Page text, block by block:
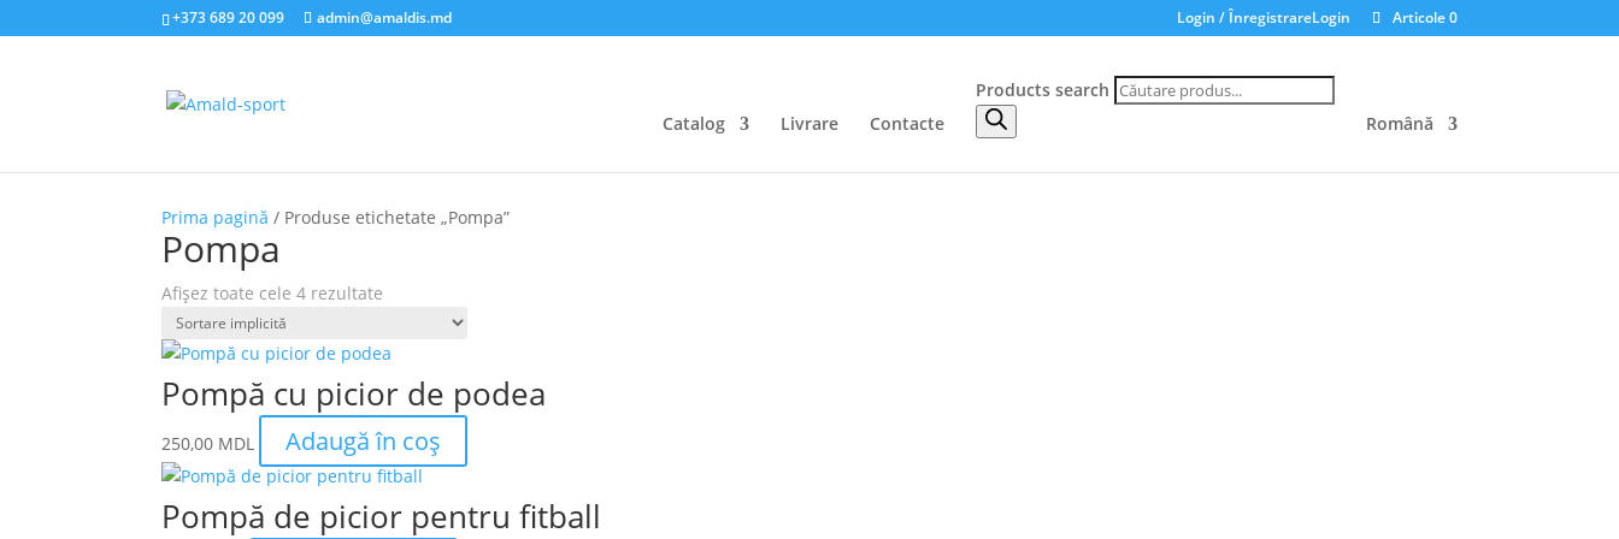
+373 689 20 099 admin@amaldis.md Login / ÎnregistrareLogin Articole 0
Catalog Livrare Contacte
Products search
Română
Prima pagină / Produse etichetate „Pompa”
Pompa
Afișez toate cele 4 rezultate
Pompă cu picior de podea
250,00 MDL Adaugă în coș
Pompă de picior pentru fitball